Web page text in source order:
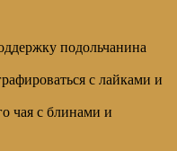
подольчанина
с лайками и
чая с блинами и